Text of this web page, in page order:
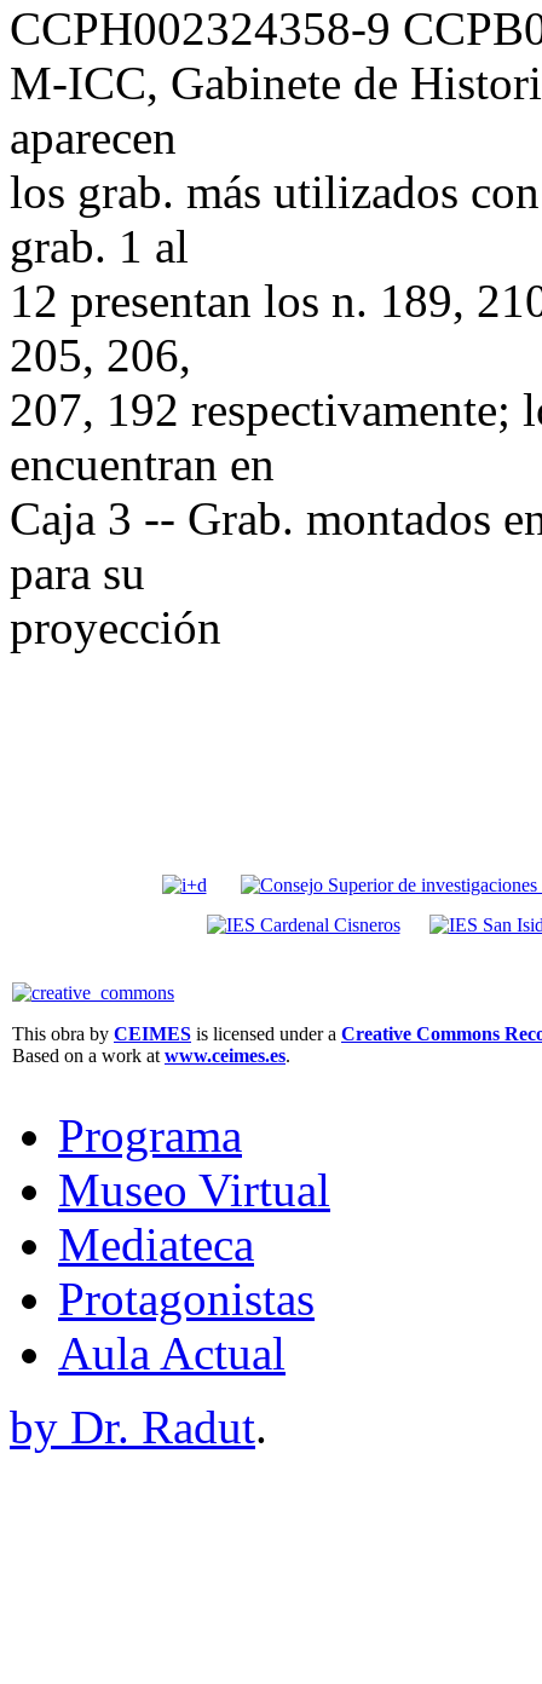
CCPH002324358-9
M-ICC, Gabinete de
aparecen
los grab. más utilizados
grab. 1 al
12 presentan los n. 189,
205, 206,
207, 192 respectivamente;
encuentran en
Caja 3 -- Grab. montados
para su
proyección
This obra by CEIMES is licensed under a Creative Commons
Based on a work at www.ceimes.es.
Programa
Museo Virtual
Mediateca
Protagonistas
Aula Actual
by Dr. Radut.